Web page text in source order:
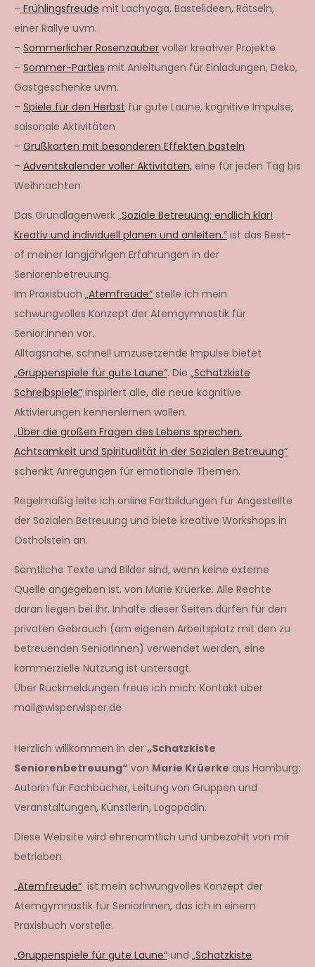
– Frühlingsfreude mit Lachyoga, Bastelideen, Rätseln,
einer Rallye uvm.
– Sommerlicher Rosenzauber voller kreativer Projekte
– Sommer-Parties mit Anleitungen für Einladungen, Deko,
Gastgeschenke uvm.
– Spiele für den Herbst für gute Laune, kognitive Impulse,
saisonale Aktivitäten
– Grußkarten mit besonderen Effekten basteln
– Adventskalender voller Aktivitäten, eine für jeden Tag bis
Weihnachten
Das Grundlagenwerk „Soziale Betreuung: endlich klar!
Kreativ und individuell planen und anleiten.“ ist das Best-
of meiner langjährigen Erfahrungen in der
Seniorenbetreuung.
Im Praxisbuch „Atemfreude“ stelle ich mein
schwungvolles Konzept der Atemgymnastik für
Senior:innen vor.
Alltagsnahe, schnell umzusetzende Impulse bietet
„Gruppenspiele für gute Laune“. Die „Schatzkiste
Schreibspiele“ inspiriert alle, die neue kognitive
Aktivierungen kennenlernen wollen.
„Über die großen Fragen des Lebens sprechen.
Achtsamkeit und Spiritualität in der Sozialen Betreuung“
schenkt Anregungen für emotionale Themen.
Regelmäßig leite ich online Fortbildungen für Angestellte
der Sozialen Betreuung und biete kreative Workshops in
Ostholstein an.
Sämtliche Texte und Bilder sind, wenn keine externe
Quelle angegeben ist, von Marie Krüerke. Alle Rechte
daran liegen bei ihr. Inhalte dieser Seiten dürfen für den
privaten Gebrauch (am eigenen Arbeitsplatz mit den zu
betreuenden SeniorInnen) verwendet werden, eine
kommerzielle Nutzung ist untersagt.
Über Rückmeldungen freue ich mich: Kontakt über
mail@wisperwisper.de
Herzlich willkommen in der „Schatzkiste
Seniorenbetreuung“ von Marie Krüerke aus Hamburg:
Autorin für Fachbücher, Leitung von Gruppen und
Veranstaltungen, Künstlerin, Logopädin.
Diese Website wird ehrenamtlich und unbezahlt von mir
betrieben.
„Atemfreude“ ist mein schwungvolles Konzept der
Atemgymnastik für SeniorInnen, das ich in einem
Praxisbuch vorstelle.
„Gruppenspiele für gute Laune“ und „Schatzkiste